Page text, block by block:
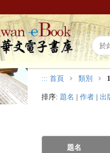
::: 首頁 類別
排序: 題名 |作者 出
題名